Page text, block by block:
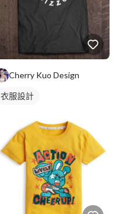
Cherry Kuo Design
衣服設計